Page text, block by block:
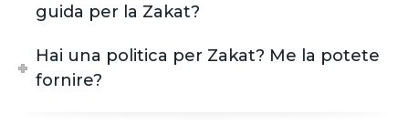
guida per la Zakat?
Hai una politica per Zakat? Me la potete
fornire?